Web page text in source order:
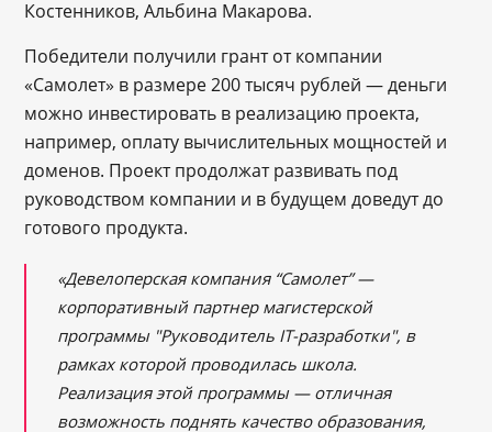
Костенников, Альбина Макарова.
Победители получили грант от компании
«Самолет» в размере 200 тысяч рублей — деньги
можно инвестировать в реализацию проекта,
например, оплату вычислительных мощностей и
доменов. Проект продолжат развивать под
руководством компании и в будущем доведут до
готового продукта.
«Девелоперская компания “Самолет” —
корпоративный партнер магистерской
программы "Руководитель IT-разработки", в
рамках которой проводилась школа.
Реализация этой программы — отличная
возможность поднять качество образования,